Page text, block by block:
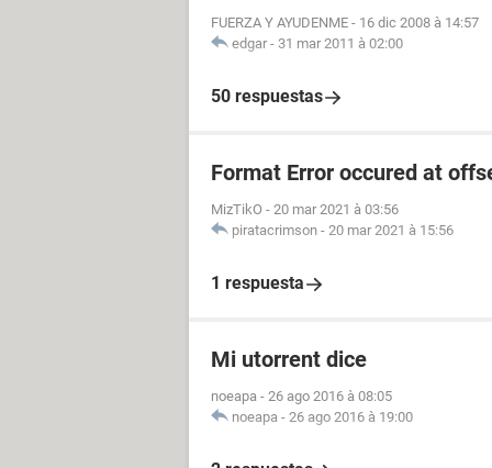
FUERZA Y AYUDENME - 16 dic 2008 à 14:57
edgar - 31 mar 2011 à 02:00
50 respuestas
Format Error occured at
MizTikO - 20 mar 2021 à 03:56
piratacrimson - 20 mar 2021 à 15:56
1 respuesta
Mi utorrent dice
noeapa - 26 ago 2016 à 08:05
noeapa - 26 ago 2016 à 19:00